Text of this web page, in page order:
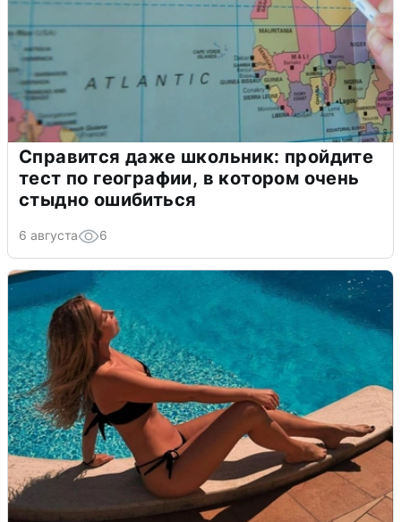
Справится даже школьник: пройдите
тест по географии, в котором очень
стыдно ошибиться
6 августа 6